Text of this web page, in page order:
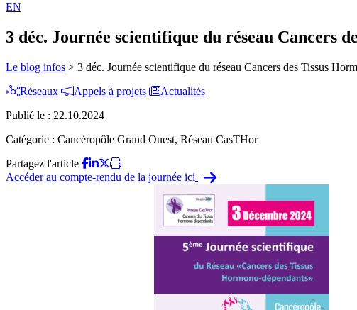
EN
3 déc. Journée scientifique du réseau Cancers
Le blog infos > 3 déc. Journée scientifique du réseau Cancers des Tissus
Réseaux
Appels à projets
Actualités
Publié le : 22.10.2024
Catégorie : Cancéropôle Grand Ouest, Réseau CasTHor
Partagez l'article
Accéder au compte-rendu de la journée ici